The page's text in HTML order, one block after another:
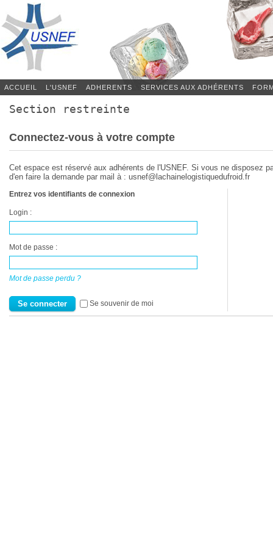
ACCUEIL L'USNEF ADHERENTS SERVICES AUX ADHÉRENTS
Section restreinte
Connectez-vous à votre compte
Cet espace est réservé aux adhérents de l'USNEF. Si vous ne disposez
d'en faire la demande par mail à : usnef@lachainelogistiquedufroid.fr
Entrez vos identifiants de connexion
Login :
Mot de passe :
Mot de passe perdu ?
Se souvenir de moi